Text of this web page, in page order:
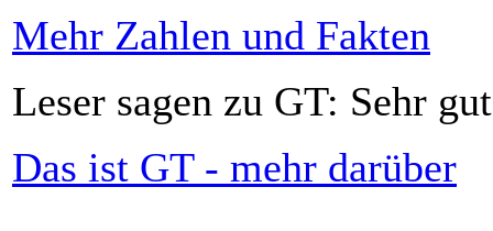
Mehr Zahlen und Fakten
Leser sagen zu GT: Sehr
Das ist GT - mehr darüber